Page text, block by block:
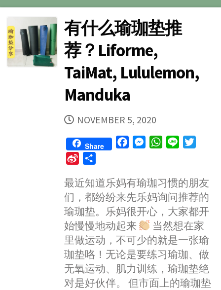
有什么瑜珈垫推
荐？Liforme,
TaiMat, Lululemon,
Manduka
PUBLISHED
DATE
NOVEMBER 5, 2020
Share
e
b
o
o
k
s
e
n
g
e
r
W
t
s
p
p
e
t
t
e
r
n
a
W
e
i
b
o
a
r
最近知道乐妈有瑜珈习惯的朋友
们，都纷纷来先乐妈询问推荐的
瑜珈垫。乐妈很开心，大家都开
始慢慢地动起来
当然想在家
里做运动，不可少的就是一张瑜
珈垫咯！无论是要练习瑜珈、做
无氧运动、肌力训练，瑜珈垫绝
对是好伙伴。 但市面上的瑜珈垫